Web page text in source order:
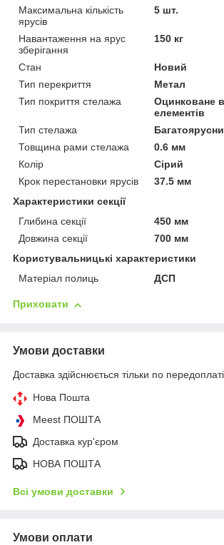
Максимальна кількість
ярусів
5 шт.
Навантаження на ярус
зберігання
150 кг
Стан
Новий
Тип перекриття
Метал
Тип покриття стелажа
Оцинковане
елементів
Тип стелажа
Товщина рами стелажа
0.6 мм
Колір
Сірий
Крок перестановки ярусів
37.5 мм
Характеристики секції
Глибина секції
450 мм
Довжина секції
700 мм
Користувальницькі характеристики
Матеріал полиць
ДСП
Приховати
Умови доставки
Доставка здійснюється тільки по
Нова Пошта
Meest ПОШТА
Доставка кур'єром
НОВА ПОШТА
Всі умови доставки
Умови оплати